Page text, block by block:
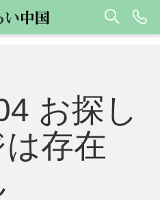
お探し
存在